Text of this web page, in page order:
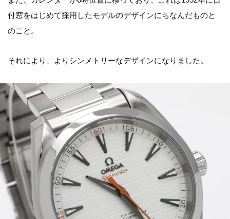
付窓をはじめて採用したモデルのデザインにちなんだものと
のこと。
それにより、よりシンメトリーなデザインになりました。